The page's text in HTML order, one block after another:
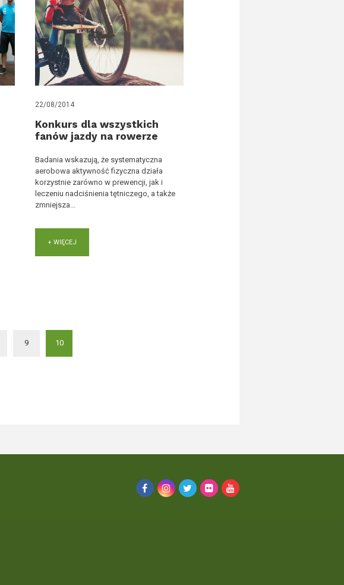
22/08/2014
Konkurs dla wszystkich
fanów jazdy na rowerze
Badania wskazują, że systematyczna
aerobowa aktywność fizyczna działa
korzystnie zarówno w prewencji, jak i
leczeniu nadciśnienia tętniczego, a także
zmniejsza...
+ WIĘCEJ
9 10